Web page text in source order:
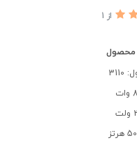
از 1
محصول